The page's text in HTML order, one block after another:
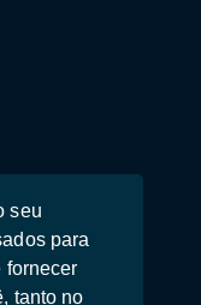
seu
​​para
fornecer
tanto no